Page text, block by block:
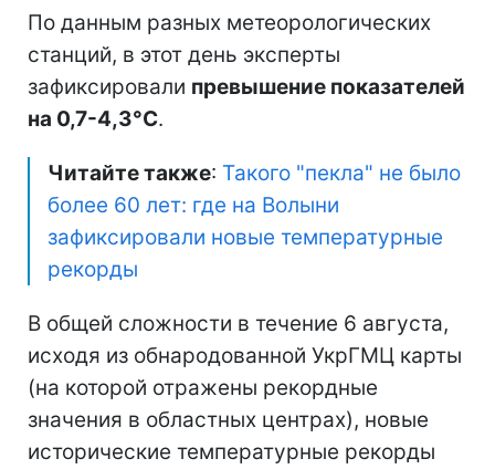
По данным разных метеорологических
станций, в этот день эксперты
зафиксировали превышение показателей
на 0,7-4,3°C.
Читайте также: Такого "пекла" не было
более 60 лет: где на Волыни
зафиксировали новые температурные
рекорды
В общей сложности в течение 6 августа,
исходя из обнародованной УкрГМЦ карты
(на которой отражены рекордные
значения в областных центрах), новые
исторические температурные рекорды